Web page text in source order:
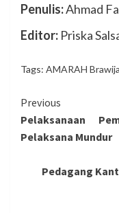
Penulis:Ahmad
Editor: Priska
Tags: AMARAH
Continue
Reading
Previous
Pelaksanaan
Pelaksana Mundur
Pedagang